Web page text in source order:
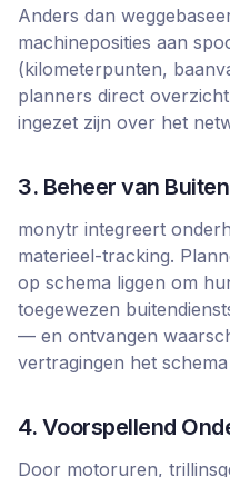
Anders dan
machineposities aan
(kilometerpunten,
planners direct
ingezet zijn over het
3. Beheer van
monytr integreert
materieel-tracking.
op schema liggen om
toegewezen
— en ontvangen
vertragingen het
4. Voorspellend
Door motoruren,